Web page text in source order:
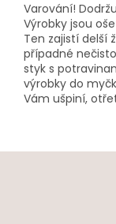
Varování!
Výrobky jsou
Ten zajistí delší
případné
styk s
výrobky do
Vám ušpiní,